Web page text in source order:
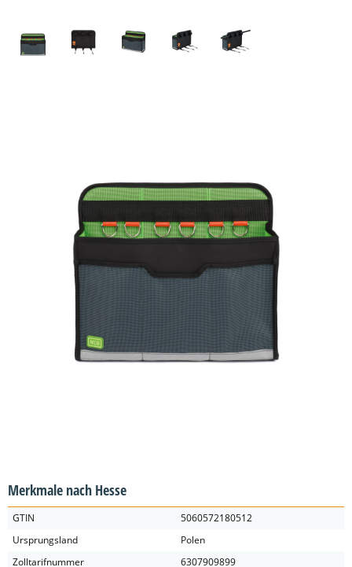
Merkmale nach Hesse
GTIN
5060572180512
Ursprungsland
Polen
Zolltarifnummer
6307909899